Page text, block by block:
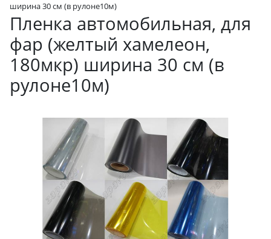
ширина 30 см (в рулоне10м)
Пленка автомобильная, для
фар (желтый хамелеон,
180мкр) ширина 30 см (в
рулоне10м)